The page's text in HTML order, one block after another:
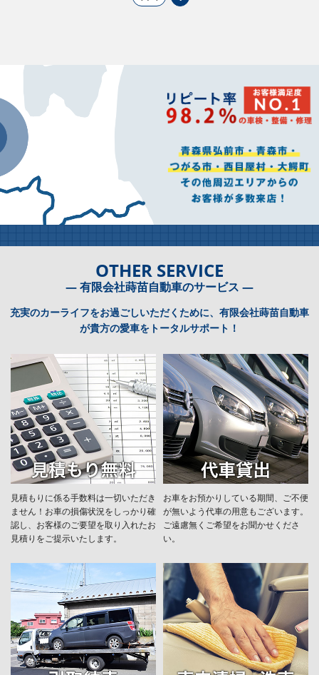
OTHER SERVICE
― 有限会社蒔苗自動車のサービス ―
充実のカーライフをお過ごしいただくために、有限会社蒔苗自動車
が貴方の愛車をトータルサポート！
見積もりに係る手数料は一切いただき
ません！お車の損傷状況をしっかり確
認し、お客様のご要望を取り入れたお
見積りをご提示いたします。
お車をお預かりしている期間、ご不便
が無いよう代車の用意もございます。
ご遠慮無くご希望をお聞かせくださ
い。